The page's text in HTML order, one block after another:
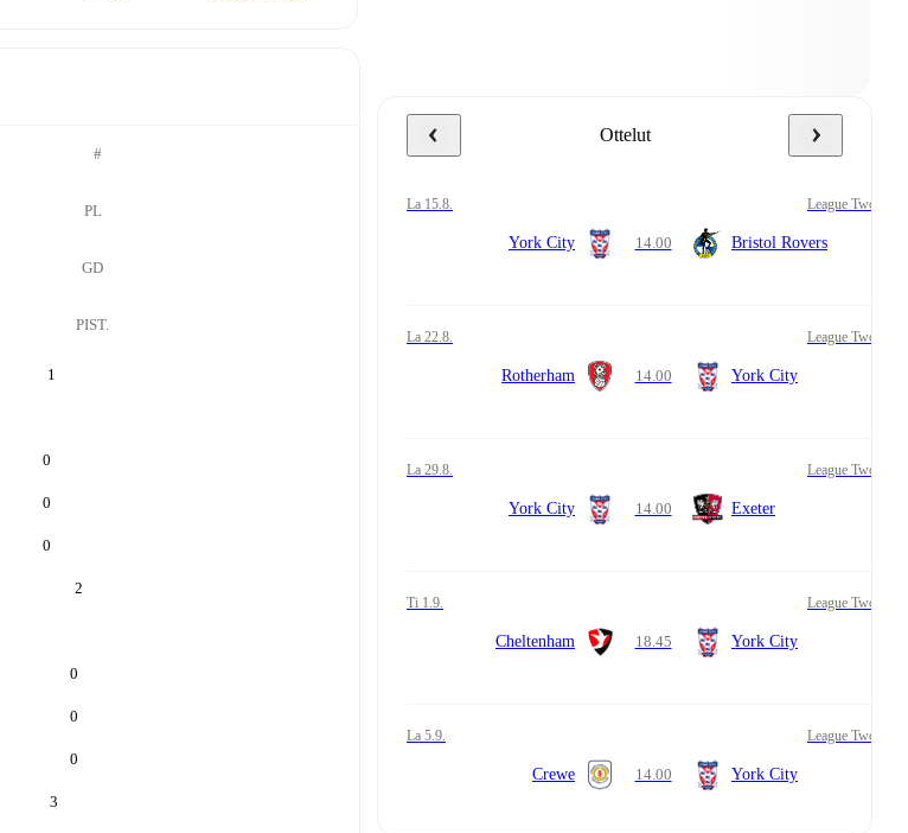
#
PL
GD
PIST.
1
0
0
0
2
0
0
0
3
Ottelut
la 15.8. League Two
York City 14.00 Bristol Rovers
la 22.8. League Two
Rotherham 14.00 York City
la 29.8. League Two
York City 14.00 Exeter
ti 1.9. League Two
Cheltenham 18.45 York City
la 5.9. League Two
Crewe 14.00 York City